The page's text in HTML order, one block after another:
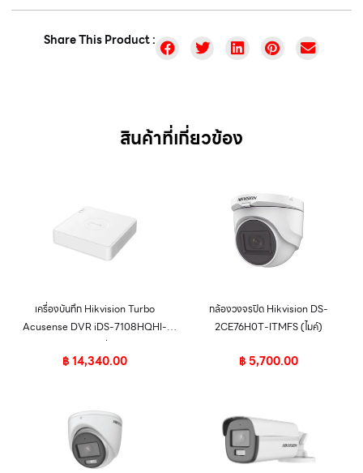
Share This Product :
สินค้าที่เกี่ยวข้อง
เครื่องบันทึก Hikvision Turbo
Acusense DVR iDS-7108HQHI-
M1/S 8ช่อง
฿14,340.00
กล้องวงจรปิด Hikvision DS-
2CE76H0T-ITMFS (ไมค์)
฿5,700.00